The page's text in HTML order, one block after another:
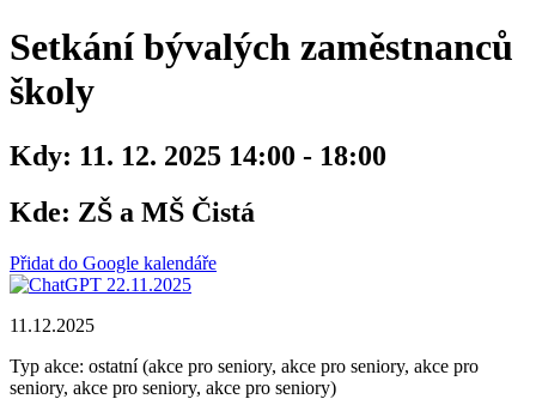
Setkání bývalých zaměstnanců
školy
Kdy: 11. 12. 2025 14:00 - 18:00
Kde: ZŠ a MŠ Čistá
Přidat do Google kalendáře
11.12.2025
Typ akce: ostatní (akce pro seniory, akce pro seniory, akce pro
seniory, akce pro seniory, akce pro seniory)